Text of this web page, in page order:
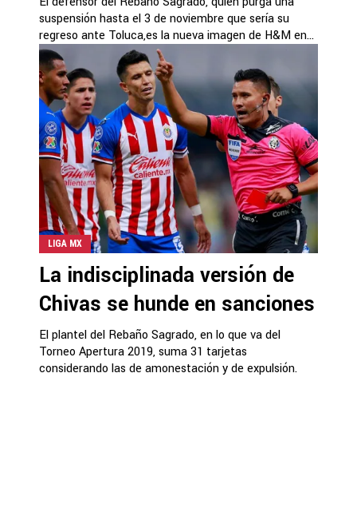
suspensión hasta el 3 de noviembre que sería su
regreso ante Toluca,es la nueva imagen de H&M en...
LIGA MX
La indisciplinada versión de
Chivas se hunde en sanciones
El plantel del Rebaño Sagrado, en lo que va del
Torneo Apertura 2019, suma 31 tarjetas
considerando las de amonestación y de expulsión.